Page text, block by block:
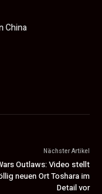
China
Nächster Artikel
Outlaws: Video stellt
neuen Ort Toshara im
Detail vor